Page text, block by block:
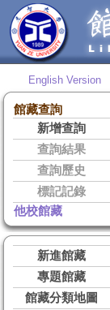
English Version
館藏查詢
新增查詢
查詢結果
查詢歷史
標記記錄
他校館藏
新進館藏
專題館藏
館藏分類地圖